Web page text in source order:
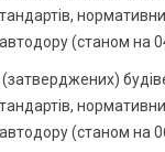
(станом на
(затверджених)
(станом на